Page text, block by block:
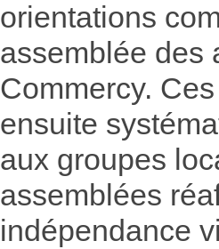
orientations
assemblée des
Commercy.
ensuite
aux groupes
assemblées
indépendance